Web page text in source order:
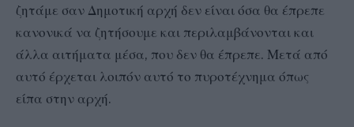
ζητάμε σαν Δημοτική αρχή δεν είναι όσα θα έπρεπε
κανονικά να ζητήσουμε και περιλαμβάνονται και
άλλα αιτήματα μέσα, που δεν θα έπρεπε. Μετά από
αυτό έρχεται λοιπόν αυτό το πυροτέχνημα όπως
είπα στην αρχή.